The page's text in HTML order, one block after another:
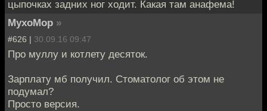
цыпочках задних ног ходит. Какая там анафема!
MyxoMop »
#626 | 30.09.16 09:47
Про муллу и котлету десяток.
Зарплату мб получил. Стоматолог об этом не
подумал?
Просто версия.